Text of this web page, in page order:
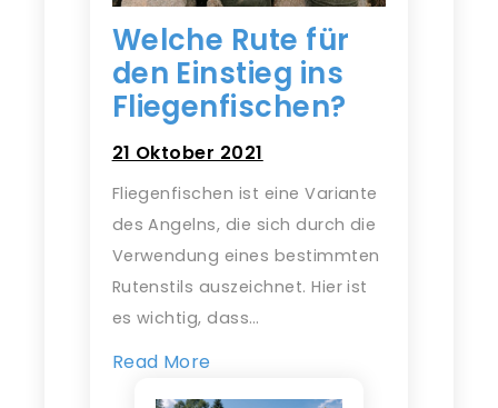
Welche Rute für
den Einstieg ins
Fliegenfischen?
21 Oktober 2021
Fliegenfischen ist eine Variante
des Angelns, die sich durch die
Verwendung eines bestimmten
Rutenstils auszeichnet. Hier ist
es wichtig, dass…
Read More